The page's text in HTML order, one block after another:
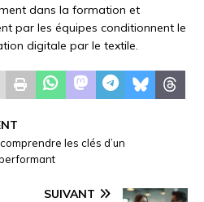
dans la formation et
par les équipes conditionnent le
digitale par le textile.
les clés d’un
SUIVANT